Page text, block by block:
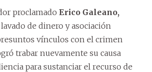
proclamado Erico Galeano,
de dinero y asociación
vínculos con el crimen
trabar nuevamente su causa
para sustanciar el recurso de